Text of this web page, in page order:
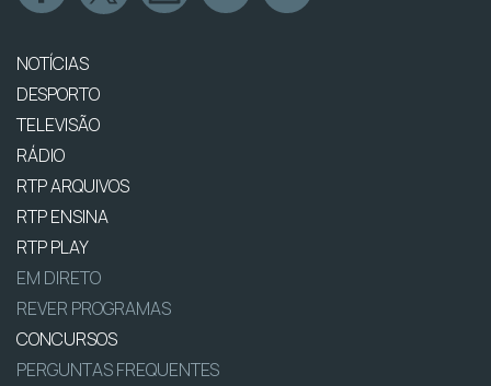
NOTÍCIAS
DESPORTO
TELEVISÃO
RÁDIO
RTP ARQUIVOS
RTP ENSINA
RTP PLAY
EM DIRETO
REVER PROGRAMAS
CONCURSOS
PERGUNTAS FREQUENTES